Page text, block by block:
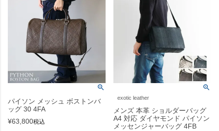
パイソン メッシュ ボストンバ
ッグ 30 4FA
¥63,800税込
exotic leather
メンズ 本革 ショルダーバッグ
A4 対応 ダイヤモンド パイソン
メッセンジャーバッグ 4FB